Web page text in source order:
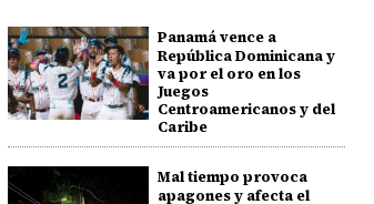
Panamá vence a
República Dominicana y
va por el oro en los
Juegos
Centroamericanos y del
Caribe
Mal tiempo provoca
apagones y afecta el